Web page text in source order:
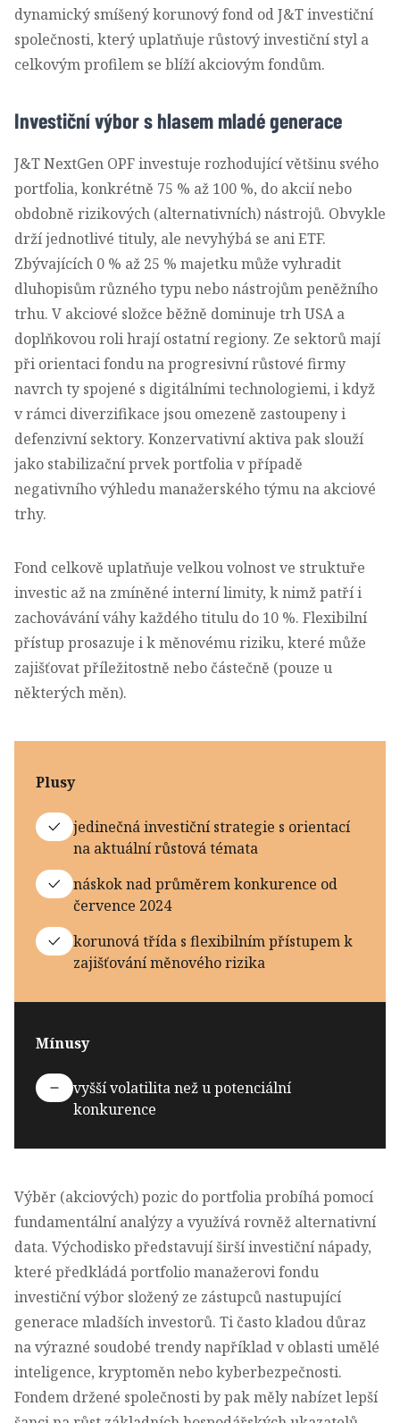
dynamický smíšený korunový fond od J&T investiční
společnosti, který uplatňuje růstový investiční styl a
celkovým profilem se blíží akciovým fondům.
Investiční výbor s hlasem mladé generace
J&T NextGen OPF investuje rozhodující většinu svého
portfolia, konkrétně 75 % až 100 %, do akcií nebo
obdobně rizikových (alternativních) nástrojů. Obvykle
drží jednotlivé tituly, ale nevyhýbá se ani ETF.
Zbývajících 0 % až 25 % majetku může vyhradit
dluhopisům různého typu nebo nástrojům peněžního
trhu. V akciové složce běžně dominuje trh USA a
doplňkovou roli hrají ostatní regiony. Ze sektorů mají
při orientaci fondu na progresivní růstové firmy
navrch ty spojené s digitálními technologiemi, i když
v rámci diverzifikace jsou omezeně zastoupeny i
defenzivní sektory. Konzervativní aktiva pak slouží
jako stabilizační prvek portfolia v případě
negativního výhledu manažerského týmu na akciové
trhy.
Fond celkově uplatňuje velkou volnost ve struktuře
investic až na zmíněné interní limity, k nimž patří i
zachovávání váhy každého titulu do 10 %. Flexibilní
přístup prosazuje i k měnovému riziku, které může
zajišťovat příležitostně nebo částečně (pouze u
některých měn).
Plusy
jedinečná investiční strategie s orientací
na aktuální růstová témata
náskok nad průměrem konkurence od
července 2024
korunová třída s flexibilním přístupem k
zajišťování měnového rizika
Mínusy
vyšší volatilita než u potenciální
konkurence
Výběr (akciových) pozic do portfolia probíhá pomocí
fundamentální analýzy a využívá rovněž alternativní
data. Východisko představují širší investiční nápady,
které předkládá portfolio manažerovi fondu
investiční výbor složený ze zástupců nastupující
generace mladších investorů. Ti často kladou důraz
na výrazné soudobé trendy například v oblasti umělé
inteligence, kryptoměn nebo kyberbezpečnosti.
Fondem držené společnosti by pak měly nabízet lepší